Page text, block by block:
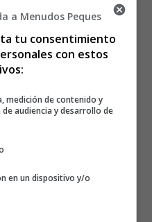
a Menudos Peques
tu consentimiento
con estos
medición de contenido y
audiencia y desarrollo de
en un dispositivo y/o